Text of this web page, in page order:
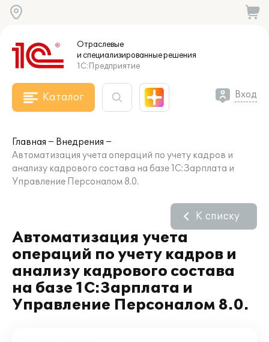
Отраслевые
и специализированныерешения
1С:Предприятие
Каталог Вход
Главная
Внедрения
Автоматизация учета операций по учету кадров и
анализу кадрового состава на базе 1С:Зарплата и
Управление Персоналом 8.0.
Автоматизация учета
операций по учету кадров и
анализу кадрового состава
на базе 1С:Зарплата и
Управление Персоналом 8.0.
К списку